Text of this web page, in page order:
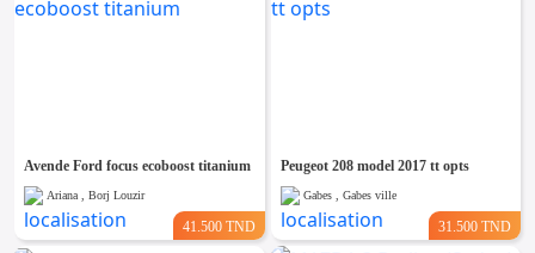
Avende Ford focus ecoboost titanium
Ariana , Borj Louzir
41.500 TND
Peugeot 208 model 2017 tt opts
Gabes , Gabes ville
31.500 TND